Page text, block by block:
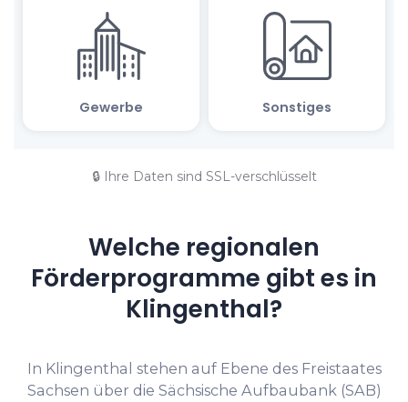
🔒 Ihre Daten sind SSL-verschlüsselt
Welche regionalen
Förderprogramme gibt es in
Klingenthal?
In Klingenthal stehen auf Ebene des Freistaates
Sachsen über die Sächsische Aufbaubank (SAB)